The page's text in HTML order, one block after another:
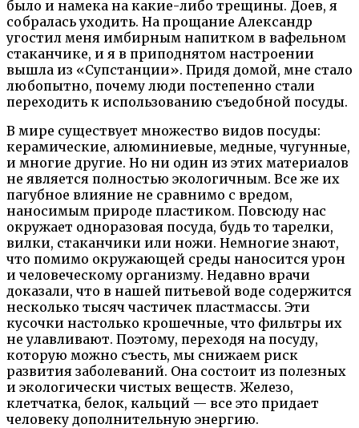
было и намека на какие-либо трещины. Доев, я
собралась уходить. На прощание Александр
угостил меня имбирным напитком в вафельном
стаканчике, и я в приподнятом настроении
вышла из «Супстанции». Придя домой, мне стало
любопытно, почему люди постепенно стали
переходить к использованию съедобной посуды.
В мире существует множество видов посуды:
керамические, алюминиевые, медные, чугунные,
и многие другие. Но ни один из этих материалов
не является полностью экологичным. Все же их
пагубное влияние не сравнимо с вредом,
наносимым природе пластиком. Повсюду нас
окружает одноразовая посуда, будь то тарелки,
вилки, стаканчики или ножи. Немногие знают,
что помимо окружающей среды наносится урон
и человеческому организму. Недавно врачи
доказали, что в нашей питьевой воде содержится
несколько тысяч частичек пластмассы. Эти
кусочки настолько крошечные, что фильтры их
не улавливают. Поэтому, переходя на посуду,
которую можно съесть, мы снижаем риск
развития заболеваний. Она состоит из полезных
и экологически чистых веществ. Железо,
клетчатка, белок, кальций — все это придает
человеку дополнительную энергию.